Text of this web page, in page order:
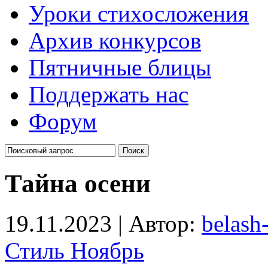
Уроки стихосложения
Архив конкурсов
Пятничные блицы
Поддержать нас
Форум
Тайна осени
19.11.2023 | Автор:
Стиль Ноябрь